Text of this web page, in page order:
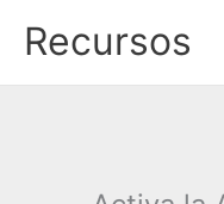
contenido
Recursos